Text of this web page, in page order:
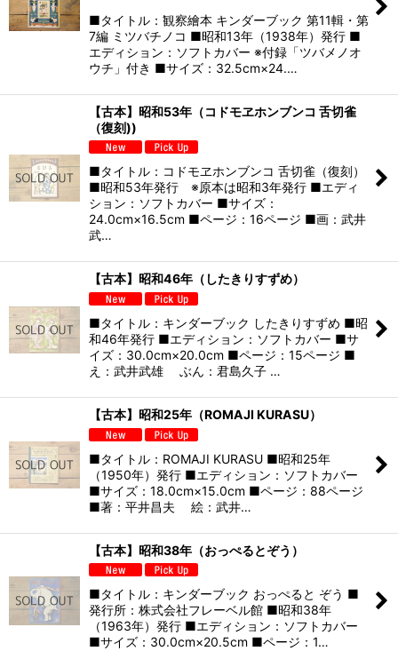
絞り込む
■タイトル：観察繪本 キンダーブック 第11輯・第
7編 ミツバチノコ ■昭和13年（1938年）発行 ■
エディション：ソフトカバー ※付録「ツバメノオ
ウチ」付き ■サイズ：32.5cm×24.…
【古本】昭和53年（コドモヱホンブンコ 舌切雀
（復刻))
■タイトル：コドモヱホンブンコ 舌切雀（復刻）
■昭和53年発行 ※原本は昭和3年発行 ■エディ
ション：ソフトカバー ■サイズ：
24.0cm×16.5cm ■ページ：16ページ ■画：武井
武…
【古本】昭和46年（したきりすずめ）
■タイトル：キンダーブック したきりすずめ ■昭
和46年発行 ■エディション：ソフトカバー ■サ
イズ：30.0cm×20.0cm ■ページ：15ページ ■
え：武井武雄 ぶん：君島久子 …
【古本】昭和25年（ROMAJI KURASU）
■タイトル：ROMAJI KURASU ■昭和25年
（1950年）発行 ■エディション：ソフトカバー
■サイズ：18.0cm×15.0cm ■ページ：88ページ
■著：平井昌夫 絵：武井…
【古本】昭和38年（おっぺるとぞう）
■タイトル：キンダーブック おっぺると ぞう ■
発行所：株式会社フレーベル館 ■昭和38年
（1963年）発行 ■エディション：ソフトカバー
■サイズ：30.0cm×20.5cm ■ページ：1…